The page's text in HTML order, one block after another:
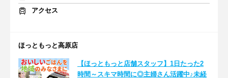
アクセス
ほっともっと高原店
【ほっともっと店舗スタッフ】1日たった2
時間～スキマ時間に◎主婦さん活躍中♪未経